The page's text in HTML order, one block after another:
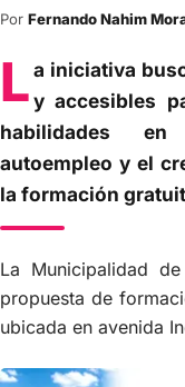
Por Fernando Nahim
La iniciativa
y accesibles
habilidades
autoempleo y el
la formación
La Municipalidad
propuesta de
ubicada en avenida